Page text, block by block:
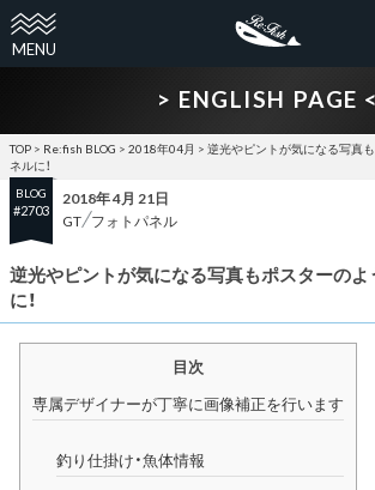
> ENGLISH PAGE <
TOP > Re:fish BLOG > 2018年04月 > 逆光やピントが気になる写真
ネルに！
BLOG
#2703
2018年 4月 21日
GT フォトパネル
逆光やピントが気になる写真もポスターの
に！
目次
専属デザイナーが丁寧に画像補正を行います
釣り仕掛け・魚体情報